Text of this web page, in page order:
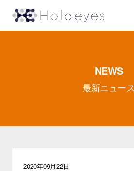
NEWS
最新ニュース
2020年09月22日